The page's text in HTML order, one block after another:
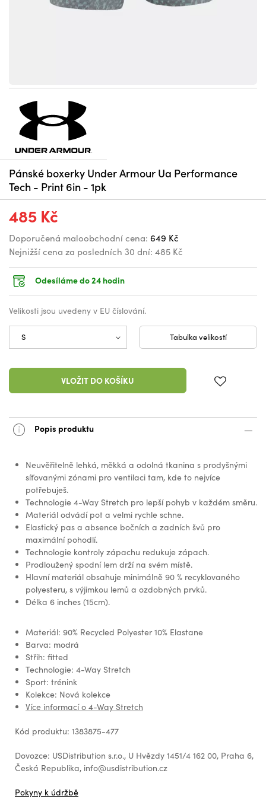
Pánské boxerky Under Armour Ua Performance
Tech - Print 6in - 1pk
485 Kč
Doporučená maloobchodní cena: 649 Kč
Nejnižší cena za posledních 30 dní: 485 Kč
Odesíláme do 24 hodin
Velikosti jsou uvedeny v EU číslování.
Tabulka velikostí
VLOŽIT DO KOŠÍKU
Popis produktu
Neuvěřitelně lehká, měkká a odolná tkanina s prodyšnými
síťovanými zónami pro ventilaci tam, kde to nejvíce
potřebuješ.
Technologie 4-Way Stretch pro lepší pohyb v každém směru.
Materiál odvádí pot a velmi rychle schne.
Elastický pas a absence bočních a zadních švů pro
maximální pohodlí.
Technologie kontroly zápachu redukuje zápach.
Prodloužený spodní lem drží na svém místě.
Hlavní materiál obsahuje minimálně 90 % recyklovaného
polyesteru, s výjimkou lemů a ozdobných prvků.
Délka 6 inches (15cm).
Materiál: 90% Recycled Polyester 10% Elastane
Barva: modrá
Střih: fitted
Technologie: 4-Way Stretch
Sport: trénink
Kolekce: Nová kolekce
Více informací o 4-Way Stretch
Kód produktu: 1383875-477
Dovozce: USDistribution s.r.o., U Hvězdy 1451/4 162 00, Praha 6,
Česká Republika, info@usdistribution.cz
Pokyny k údržbě